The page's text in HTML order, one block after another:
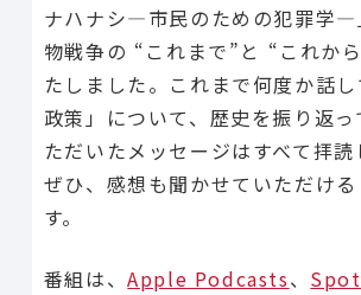
ナハナシ―市民のための犯罪学―
物戦争の “これまで”と “これか
たしました。これまで何度か話
政策」について、歴史を振り返っ
ただいたメッセージはすべて拝読
ぜひ、感想も聞かせていただけ
す。
番組は、Apple Podcasts、